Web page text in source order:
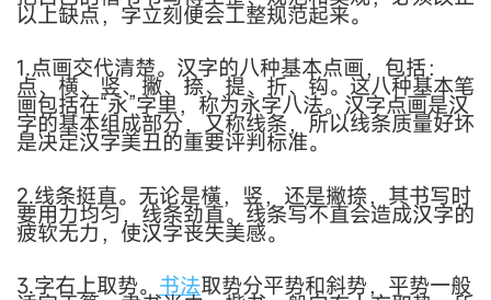
以上缺点，字立刻便会工整规范起来。
1.点画交代清楚。 汉字的八种基本点画，包括：
点、横、竖、撇、捺、提、折、钩。这八种基本笔
画包括在“永”字里，称为永字八法。汉字点画是汉
字的基本组成部分，又称线条，所以线条质量好坏
是决定汉字美丑的重要评判标准。
2.线条挺直。 无论是橫，竖，还是撇捺，其书写时
要用力均匀，线条劲直。线条写不直会造成汉字的
疲软无力，使汉字丧失美感。
3.字右上取势。 书法取势分平势和斜势，平势一般